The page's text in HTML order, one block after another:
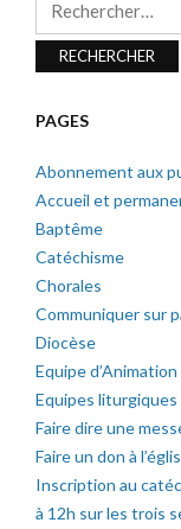
PAGES
Abonnement aux
Accueil et
Baptême
Catéchisme
Chorales
Communiquer sur
Diocèse
Equipe
Equipes liturgiques
Faire dire une
Faire un don à
Inscription au
à 12h sur les trois